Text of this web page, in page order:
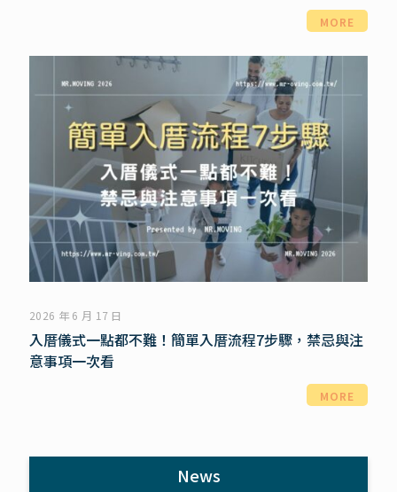
MORE
2026 年 6 月 17 日
入厝儀式一點都不難！簡單入厝流程7步驟，禁忌與注
意事項一次看
MORE
News